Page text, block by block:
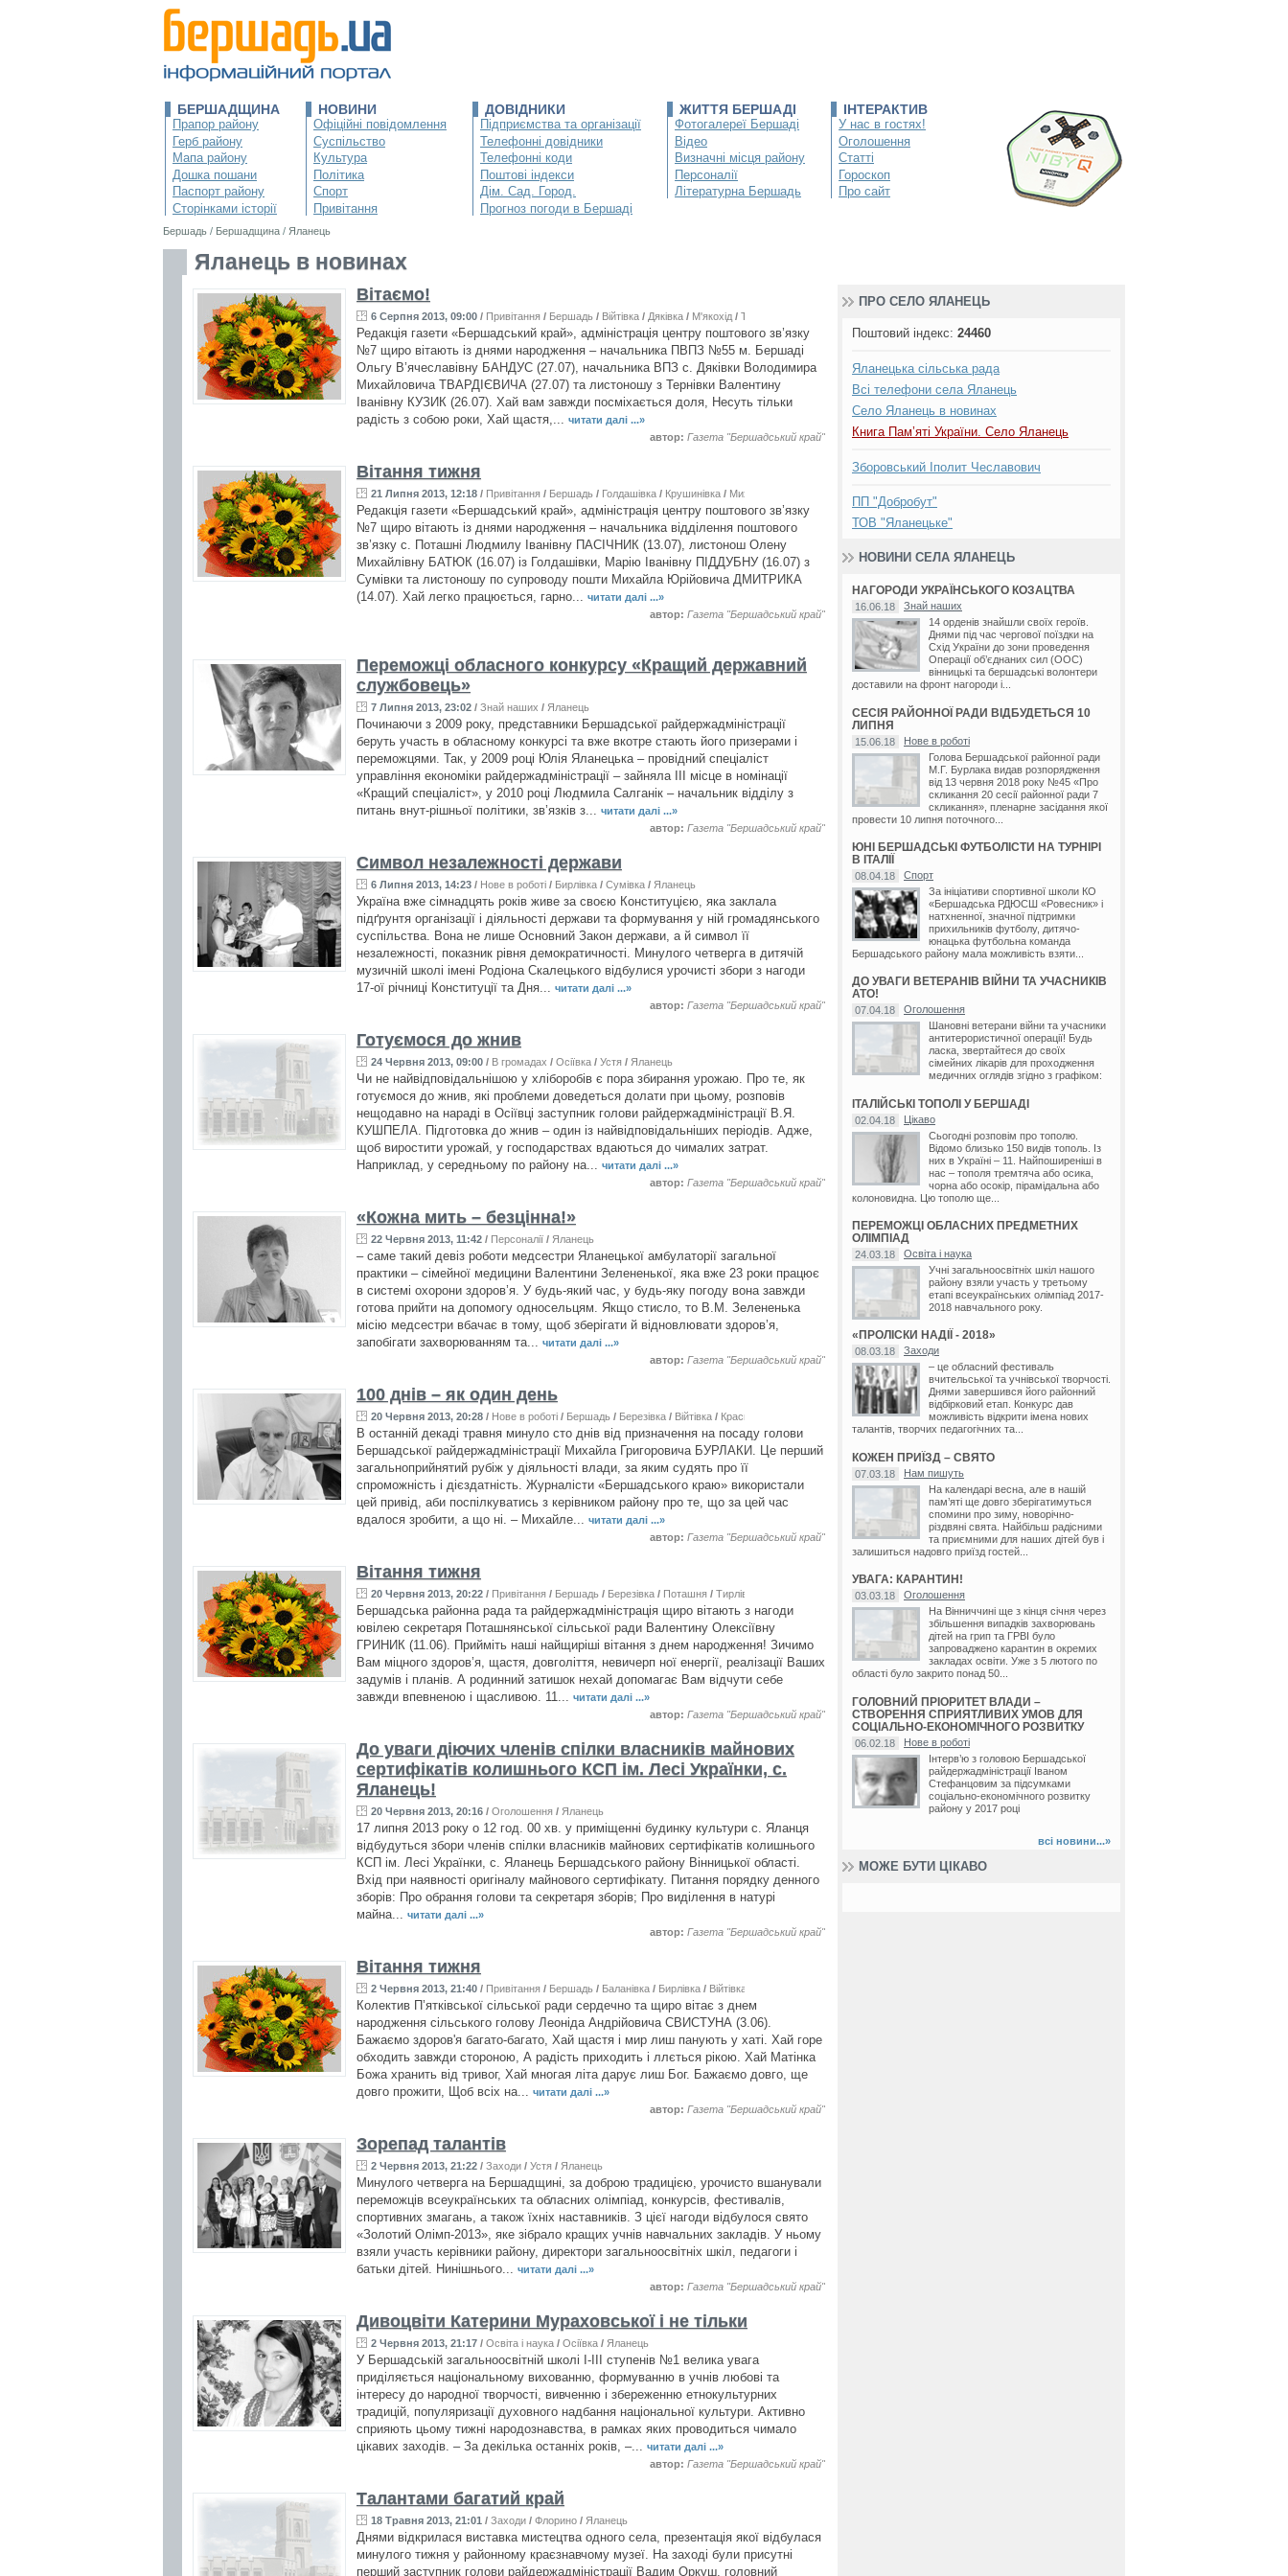
БЕРШАДЩИНА
Прапор району
Герб району
Мапа району
Дошка пошани
Паспорт району
Сторінками історії
НОВИНИ
Офіційні повідомлення
Суспільство
Культура
Політика
Спорт
Привітання
ДОВІДНИКИ
Підприємства та організації
Телефонні довідники
Телефонні коди
Поштові індекси
Дім. Сад. Город.
Прогноз погоди в Бершаді
ЖИТТЯ БЕРШАДІ
Фотогалереї Бершаді
Відео
Визначні місця району
Персоналії
Літературна Бершадь
ІНТЕРАКТИВ
У нас в гостях!
Оголошення
Статті
Гороскоп
Про сайт
Бершадь / Бершадщина / Яланець
Яланець в новинах
Вітаємо!
6 Серпня 2013, 09:00 / Привітання / Бершадь / Війтівка / Дяківка / М'якохід / Тернівка
Редакція газети «Бершадський край», адміністрація центру поштового зв’язку
№7 щиро вітають із днями народження – начальника ПВПЗ №55 м. Бершаді
Ольгу В’ячеславівну БАНДУС (27.07), начальника ВПЗ с. Дяківки Володимира
Михайловича ТВАРДІЄВИЧА (27.07) та листоношу з Тернівки Валентину
Іванівну КУЗИК (26.07). Хай вам завжди посміхається доля, Несуть тільки
радість з собою роки, Хай щастя,... читати далі ...»
автор: Газета "Бершадський край"
Вітання тижня
21 Липня 2013, 12:18 / Привітання / Бершадь / Голдашівка / Крушинівка / Михайлівка
Редакція газети «Бершадський край», адміністрація центру поштового зв’язку
№7 щиро вітають із днями народження – начальника відділення поштового
зв’язку с. Поташні Людмилу Іванівну ПАСІЧНИК (13.07), листонош Олену
Михайлівну БАТЮК (16.07) із Голдашівки, Марію Іванівну ПІДДУБНУ (16.07) з
Сумівки та листоношу по супроводу пошти Михайла Юрійовича ДМИТРИКА
(14.07). Хай легко працюється, гарно... читати далі ...»
автор: Газета "Бершадський край"
Переможці обласного конкурсу «Кращий державний
службовець»
7 Липня 2013, 23:02 / Знай наших / Яланець
Починаючи з 2009 року, представники Бершадської райдержадміністрації
беруть участь в обласному конкурсі та вже вкотре стають його призерами і
переможцями. Так, у 2009 році Юлія Яланецька – провідний спеціаліст
управління економіки райдержадміністрації – зайняла ІІІ місце в номінації
«Кращий спеціаліст», у 2010 році Людмила Салганік – начальник відділу з
питань внут-рішньої політики, зв’язків з... читати далі ...»
автор: Газета "Бершадський край"
Символ незалежності держави
6 Липня 2013, 14:23 / Нове в роботі / Бирлівка / Сумівка / Яланець
Україна вже сімнадцять років живе за своєю Конституцією, яка заклала
підґрунтя організації і діяльності держави та формування у ній громадянського
суспільства. Вона не лише Основний Закон держави, а й символ її
незалежності, показник рівня демократичності. Минулого четверга в дитячій
музичній школі імені Родіона Скалецького відбулися урочисті збори з нагоди
17-ої річниці Конституції та Дня... читати далі ...»
автор: Газета "Бершадський край"
Готуємося до жнив
24 Червня 2013, 09:00 / В громадах / Осіївка / Устя / Яланець
Чи не найвідповідальнішою у хліборобів є пора збирання урожаю. Про те, як
готуємося до жнив, які проблеми доведеться долати при цьому, розповів
нещодавно на нараді в Осіївці заступник голови райдержадміністрації В.Я.
КУШПЕЛА. Підготовка до жнив – один із найвідповідальніших періодів. Адже,
щоб виростити урожай, у господарствах вдаються до чималих затрат.
Наприклад, у середньому по району на... читати далі ...»
автор: Газета "Бершадський край"
«Кожна мить – безцінна!»
22 Червня 2013, 11:42 / Персоналії / Яланець
– саме такий девіз роботи медсестри Яланецької амбулаторії загальної
практики – сімейної медицини Валентини Зелененької, яка вже 23 роки працює
в системі охорони здоров’я. У будь-який час, у будь-яку погоду вона завжди
готова прийти на допомогу односельцям. Якщо стисло, то В.М. Зелененька
місію медсестри вбачає в тому, щоб зберігати й відновлювати здоров’я,
запобігати захворюванням та... читати далі ...»
автор: Газета "Бершадський край"
100 днів – як один день
20 Червня 2013, 20:28 / Нове в роботі / Бершадь / Березівка / Війтівка / Красносілка Михайлівка/Поташня/Серебрія/Серединка/Тернівка
В останній декаді травня минуло сто днів від призначення на посаду голови
Бершадської райдержадміністрації Михайла Григоровича БУРЛАКИ. Це перший
загальноприйнятий рубіж у діяльності влади, за яким судять про її
спроможність і дієздатність. Журналісти «Бершадського краю» використали
цей привід, аби поспілкуватись з керівником району про те, що за цей час
вдалося зробити, а що ні. – Михайле... читати далі ...»
автор: Газета "Бершадський край"
Вітання тижня
20 Червня 2013, 20:22 / Привітання / Бершадь / Березівка / Поташня / Тирлівка Яланець
Бершадська районна рада та райдержадміністрація щиро вітають з нагоди
ювілею секретаря Поташнянської сільської ради Валентину Олексіївну
ГРИНИК (11.06). Прийміть наші найщиріші вітання з днем народження! Зичимо
Вам міцного здоров’я, щастя, довголіття, невичерп ної енергії, реалізації Ваших
задумів і планів. А родинний затишок нехай допомагає Вам відчути себе
завжди впевненою і щасливою. 11... читати далі ...»
автор: Газета "Бершадський край"
До уваги діючих членів спілки власників майнових
сертифікатів колишнього КСП ім. Лесі Українки, с.
Яланець!
20 Червня 2013, 20:16 / Оголошення / Яланець
17 липня 2013 року о 12 год. 00 хв. у приміщенні будинку культури с. Яланця
відбудуться збори членів спілки власників майнових сертифікатів колишнього
КСП ім. Лесі Українки, с. Яланець Бершадського району Вінницької області.
Вхід при наявності оригіналу майнового сертифікату. Питання порядку денного
зборів: Про обрання голови та секретаря зборів; Про виділення в натурі
майна... читати далі ...»
автор: Газета "Бершадський край"
Вітання тижня
2 Червня 2013, 21:40 / Привітання / Бершадь / Баланівка / Бирлівка / Війтівка
Колектив П’ятківської сільської ради сердечно та щиро вітає з днем
народження сільського голову Леоніда Андрійовича СВИСТУНА (3.06).
Бажаємо здоров'я багато-багато, Хай щастя і мир лиш панують у хаті. Хай горе
обходить завжди стороною, А радість приходить і ллється рікою. Хай Матінка
Божа хранить від тривог, Хай многая літа дарує лиш Бог. Бажаємо довго, ще
довго прожити, Щоб всіх на... читати далі ...»
автор: Газета "Бершадський край"
Зорепад талантів
2 Червня 2013, 21:22 / Заходи / Устя / Яланець
Минулого четверга на Бершадщині, за доброю традицією, урочисто вшанували
переможців всеукраїнських та обласних олімпіад, конкурсів, фестивалів,
спортивних змагань, а також їхніх наставників. З цієї нагоди відбулося свято
«Золотий Олімп-2013», яке зібрало кращих учнів навчальних закладів. У ньому
взяли участь керівники району, директори загальноосвітніх шкіл, педагоги і
батьки дітей. Нинішнього... читати далі ...»
автор: Газета "Бершадський край"
Дивоцвіти Катерини Мураховської і не тільки
2 Червня 2013, 21:17 / Освіта і наука / Осіївка / Яланець
У Бершадській загальноосвітній школі І-ІІІ ступенів №1 велика увага
приділяється національному вихованню, формуванню в учнів любові та
інтересу до народної творчості, вивченню і збереженню етнокультурних
традицій, популяризації духовного надбання національної культури. Активно
сприяють цьому тижні народознавства, в рамках яких проводиться чимало
цікавих заходів. – За декілька останніх років, –... читати далі ...»
автор: Газета "Бершадський край"
Талантами багатий край
18 Травня 2013, 21:01 / Заходи / Флорино / Яланець
Днями відкрилася виставка мистецтва одного села, презентація якої відбулася
минулого тижня у районному краєзнавчому музеї. На заході були присутні
перший заступник голови райдержадміністрації Вадим Оркуш, головний
ПРО СЕЛО ЯЛАНЕЦЬ
Поштовий індекс: 24460
Яланецька сільська рада
Всі телефони села Яланець
Село Яланець в новинах
Книга Пам’яті України. Село Яланець
Зборовський Іполит Чеславович
ПП "Добробут"
ТОВ "Яланецьке"
НОВИНИ СЕЛА ЯЛАНЕЦЬ
НАГОРОДИ УКРАЇНСЬКОГО КОЗАЦТВА
16.06.18
Знай наших
14 орденів знайшли своїх героїв.
Днями під час чергової поїздки на
Схід України до зони проведення
Операції об’єднаних сил (ООС)
вінницькі та бершадські волонтери
доставили на фронт нагороди і...
СЕСІЯ РАЙОННОЇ РАДИ ВІДБУДЕТЬСЯ 10
ЛИПНЯ
15.06.18
Нове в роботі
Голова Бершадської районної ради
М.Г. Бурлака видав розпорядження
від 13 червня 2018 року №45 «Про
скликання 20 сесії районної ради 7
скликання», пленарне засідання якої
провести 10 липня поточного...
ЮНІ БЕРШАДСЬКІ ФУТБОЛІСТИ НА ТУРНІРІ
В ІТАЛІЇ
08.04.18
Спорт
За ініціативи спортивної школи КО
«Бершадська РДЮСШ «Ровесник» і
натхненної, значної підтримки
прихильників футболу, дитячо-
юнацька футбольна команда
Бершадського району мала можливість взяти...
ДО УВАГИ ВЕТЕРАНІВ ВІЙНИ ТА УЧАСНИКІВ
АТО!
07.04.18
Оголошення
Шановні ветерани війни та учасники
антитерористичної операції! Будь
ласка, звертайтеся до своїх
сімейних лікарів для проходження
медичних оглядів згідно з графіком:
ІТАЛІЙСЬКІ ТОПОЛІ У БЕРШАДІ
02.04.18
Цікаво
Сьогодні розповім про тополю.
Відомо близько 150 видів тополь. Із
них в Україні – 11. Найпоширеніші в
нас – тополя тремтяча або осика,
чорна або осокір, пірамідальна або
колоновидна. Цю тополю ще...
ПЕРЕМОЖЦІ ОБЛАСНИХ ПРЕДМЕТНИХ
ОЛІМПІАД
24.03.18
Освіта і наука
Учні загальноосвітніх шкіл нашого
району взяли участь у третьому
етапі всеукраїнських олімпіад 2017-
2018 навчального року.
«ПРОЛІСКИ НАДІЇ - 2018»
08.03.18
Заходи
– це обласний фестиваль
вчительської та учнівської творчості.
Днями завершився його районний
відбірковий етап. Конкурс дав
можливість відкрити імена нових
талантів, творчих педагогічних та...
КОЖЕН ПРИЇЗД – СВЯТО
07.03.18
Нам пишуть
На календарі весна, але в нашій
пам’яті ще довго зберігатимуться
спомини про зиму, новорічно-
різдвяні свята. Найбільш радісними
та приємними для наших дітей був і
залишиться надовго приїзд гостей...
УВАГА: КАРАНТИН!
03.03.18
Оголошення
На Вінниччині ще з кінця січня через
збільшення випадків захворювань
дітей на грип та ГРВІ було
запроваджено карантин в окремих
закладах освіти. Уже з 5 лютого по
області було закрито понад 50...
ГОЛОВНИЙ ПРІОРИТЕТ ВЛАДИ –
СТВОРЕННЯ СПРИЯТЛИВИХ УМОВ ДЛЯ
СОЦІАЛЬНО-ЕКОНОМІЧНОГО РОЗВИТКУ
06.02.18
Нове в роботі
Інтерв’ю з головою Бершадської
райдержадміністрації Іваном
Стефанцовим за підсумками
соціально-економічного розвитку
району у 2017 році
всі новини...»
МОЖЕ БУТИ ЦІКАВО